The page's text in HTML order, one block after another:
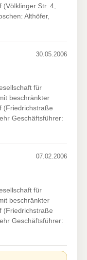
Str. 4,
Althöfer,
30.05.2006
für
beschränkter
(Friedrichstraße
Geschäftsführer:
07.02.2006
für
beschränkter
(Friedrichstraße
Geschäftsführer: